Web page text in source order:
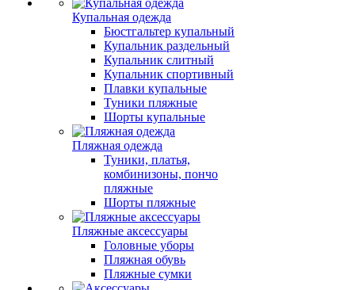
Купальная одежда
Бюстгальтер купальный
Купальник раздельный
Купальник слитный
Купальник спортивный
Плавки купальные
Туники пляжные
Шорты купальные
Пляжная одежда
Туники, платья,
комбинизоны, пончо
пляжные
Шорты пляжные
Пляжные аксессуары
Головные уборы
Пляжная обувь
Пляжные сумки